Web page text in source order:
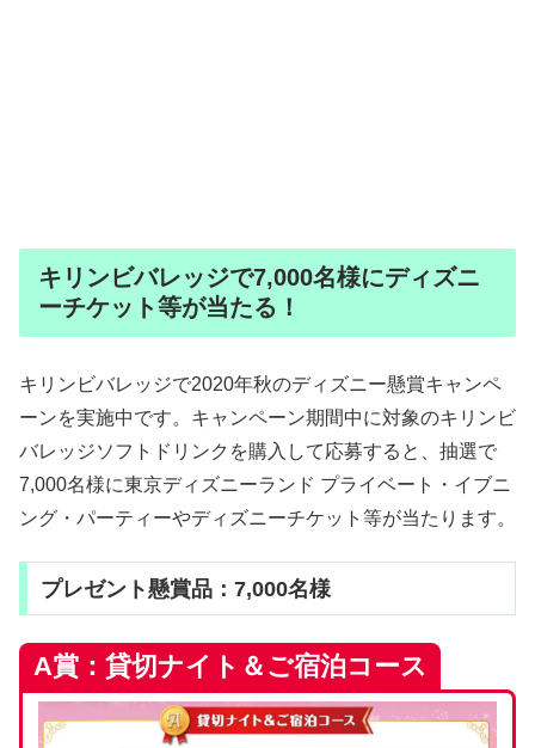
キリンビバレッジで7,000名様にディズニ
ーチケット等が当たる！
キリンビバレッジで2020年秋のディズニー懸賞キャンペ
ーンを実施中です。キャンペーン期間中に対象のキリンビ
バレッジソフトドリンクを購入して応募すると、抽選で
7,000名様に東京ディズニーランド プライベート・イブニ
ング・パーティーやディズニーチケット等が当たります。
プレゼント懸賞品：7,000名様
A賞：貸切ナイト＆ご宿泊コース